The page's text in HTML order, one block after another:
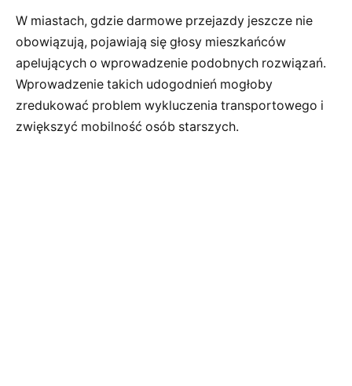
W miastach, gdzie darmowe przejazdy jeszcze nie
obowiązują, pojawiają się głosy mieszkańców
apelujących o wprowadzenie podobnych rozwiązań.
Wprowadzenie takich udogodnień mogłoby
zredukować problem wykluczenia transportowego i
zwiększyć mobilność osób starszych.